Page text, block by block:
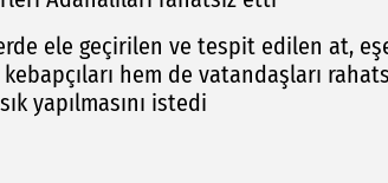
ele geçirilen ve tespit edilen at,
hem de vatandaşları
yapılmasını istedi